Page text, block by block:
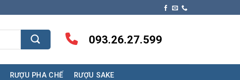
093.26.27.599
RƯỢU PHA CHẾ RƯỢU SAKE